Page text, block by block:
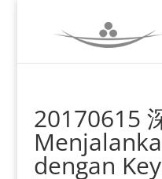
20170615
dengan